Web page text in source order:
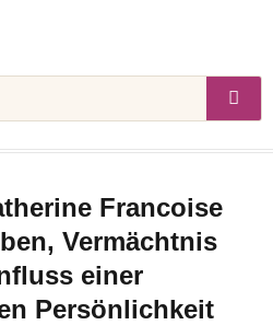
Francoise
Vermächtnis
einer
Persönlichkeit